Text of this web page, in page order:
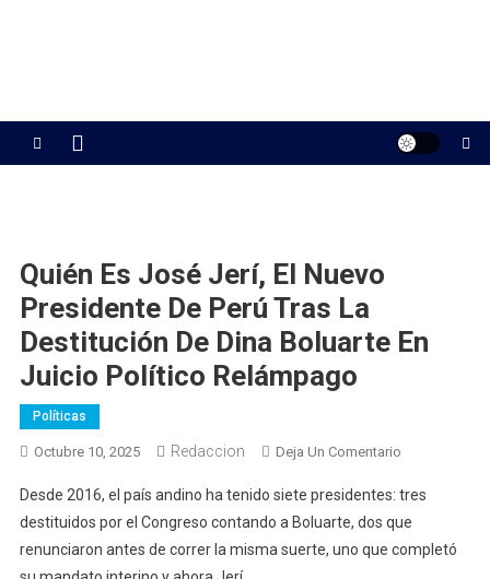
Quién Es José Jerí, El Nuevo
Presidente De Perú Tras La
Destitución De Dina Boluarte En
Juicio Político Relámpago
Políticas
Octubre 10, 2025 Redaccion Deja Un ComentarioEn
Es
José
Jerí,
Desde 2016, el país andino ha tenido siete presidentes: tres
destituidos por el Congreso contando a Boluarte, dos que
renunciaron antes de correr la misma suerte, uno que completó